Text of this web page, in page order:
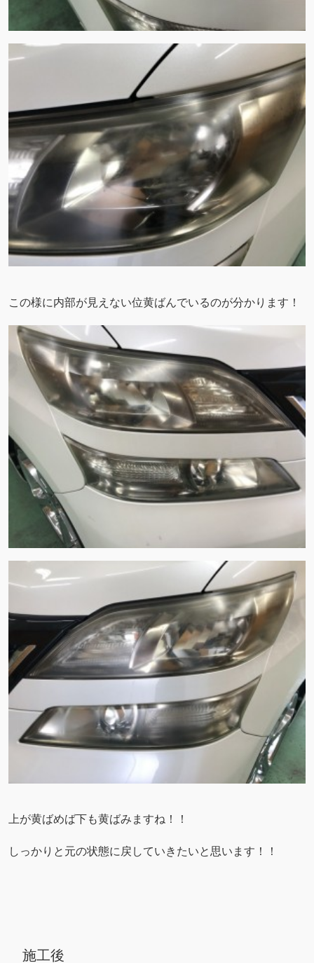
この様に内部が見えない位黄ばんでいるのが分かります！
上が黄ばめば下も黄ばみますね！！
しっかりと元の状態に戻していきたいと思います！！
施工後